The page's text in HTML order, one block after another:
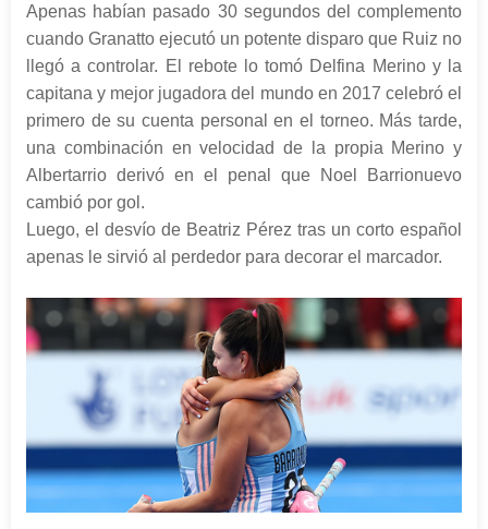
Apenas habían pasado 30 segundos del complemento
cuando Granatto ejecutó un potente disparo que Ruiz no
llegó a controlar. El rebote lo tomó Delfina Merino y la
capitana y mejor jugadora del mundo en 2017 celebró el
primero de su cuenta personal en el torneo. Más tarde,
una combinación en velocidad de la propia Merino y
Albertarrio derivó en el penal que Noel Barrionuevo
cambió por gol.
Luego, el desvío de Beatriz Pérez tras un corto español
apenas le sirvió al perdedor para decorar el marcador.